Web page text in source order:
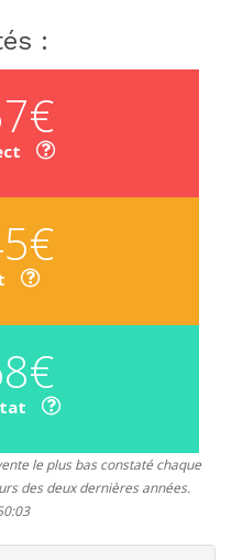
:
le plus bas constaté chaque
des deux dernières années.